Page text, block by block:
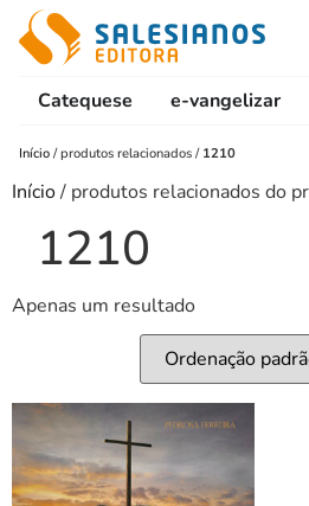
Catequese e-vangelizar
Início /produtos relacionados / 1210
Início/ produtos relacionados do
1210
Apenas um resultado